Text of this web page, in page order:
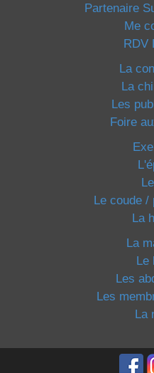
Partenaire
Me
RDV
La
La
Les
Foire
Le coude /
La
La
Le
Les
Les
La